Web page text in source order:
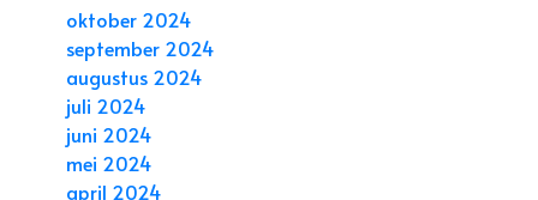
oktober 2024
september 2024
augustus 2024
juli 2024
juni 2024
mei 2024
april 2024